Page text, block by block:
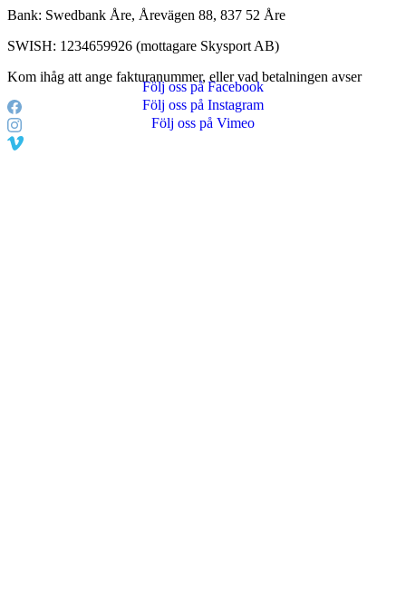
Bank: Swedbank Åre, Årevägen 88, 837 52 Åre
SWISH: 1234659926 (mottagare Skysport AB)
Kom ihåg att ange fakturanummer, eller vad betalningen avser
Följ oss på Facebook
Följ oss på Instagram
Följ oss på Vimeo